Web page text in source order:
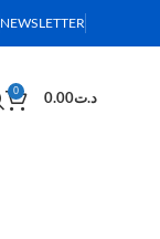
NEWSLETTER
0
د.ت0.00